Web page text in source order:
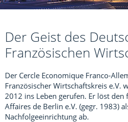
Der Geist des
Französischen
Der Cercle Economique Franco-
Französischer Wirtschaftskreis e.V.
2012 ins Leben gerufen. Er löst den
Affaires de Berlin e.V. (gegr. 1983)
Nachfolgeeinrichtung ab.